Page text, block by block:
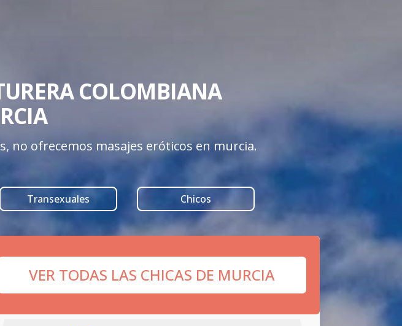
COLOMBIANA
no ofrecemos masajes eróticos en murcia.
Transexuales Chicos
VER TODAS LAS CHICAS DE MURCIA